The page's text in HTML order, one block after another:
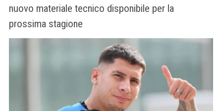
nuovo materiale tecnico disponibile per la
prossima stagione